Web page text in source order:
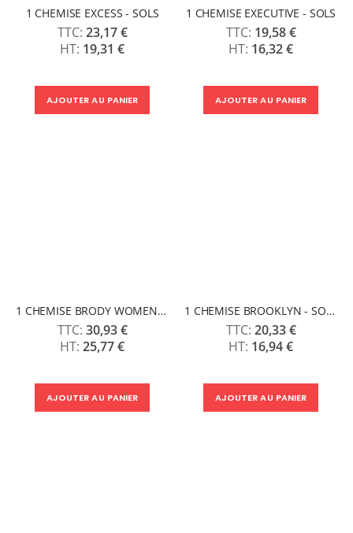
1 CHEMISE EXCESS - SOLS
23,17 €
19,31 €
AJOUTER AU PANIER
1 CHEMISE EXECUTIVE - SOLS
19,58 €
16,32 €
AJOUTER AU PANIER
1 CHEMISE BRODY WOMEN - SOLS
30,93 €
25,77 €
AJOUTER AU PANIER
1 CHEMISE BROOKLYN - SOLS
20,33 €
16,94 €
AJOUTER AU PANIER